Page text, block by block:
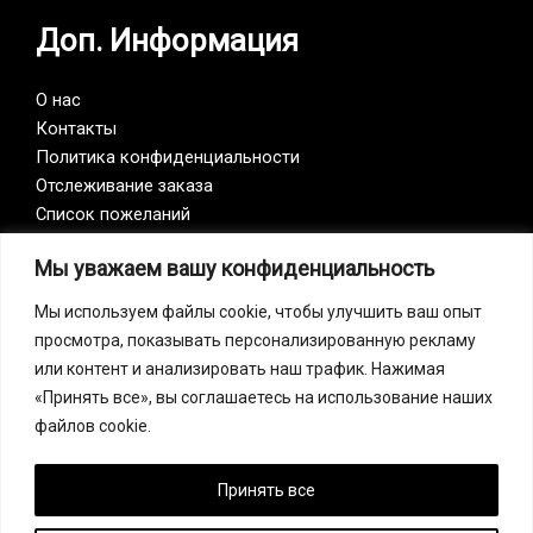
Мы уважаем вашу конфиденциальность
Мы используем файлы cookie, чтобы улучшить ваш опыт
просмотра, показывать персонализированную рекламу
или контент и анализировать наш трафик. Нажимая
«Принять все», вы соглашаетесь на использование наших
файлов cookie.
Принять все
Доп. Информация
О нас
Контакты
Политика конфиденциальности
Отслеживание заказа
Список пожеланий
Vision Zero
Наша компания является участником инициативы
Vision Zero. Vision Zero — это качественно новый
подход к организации профилактики, объединяющий
три направления – безопасность, гигиену труда и
благополучие работников на всех уровнях